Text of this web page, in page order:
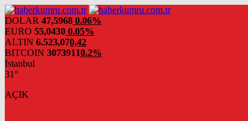
DOLAR 47,5968 0.06%
EURO 55,0430 0.05%
ALTIN 6.523,070,42
BITCOIN 30739110.2%
İstanbul
31°
AÇIK